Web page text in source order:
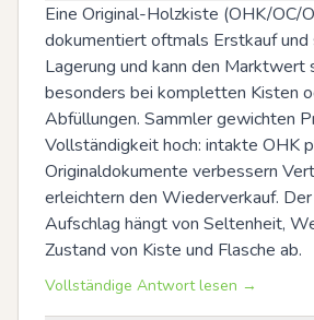
Eine Original-Holzkiste (OHK/OC/
dokumentiert oftmals Erstkauf
Lagerung und kann den Marktwert
besonders bei kompletten Kisten
Abfüllungen. Sammler gewichten
Vollständigkeit hoch: intakte OHK
Originaldokumente verbessern
erleichtern den Wiederverkauf.
Aufschlag hängt von Seltenheit,
Zustand von Kiste und Flasche ab.
Vollständige Antwort lesen →